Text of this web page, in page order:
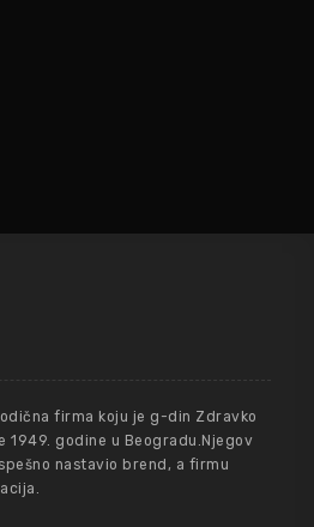
firma koju je g-din Zdravko
1949. godine u Beogradu.Njegov
nastavio brend, a firmu